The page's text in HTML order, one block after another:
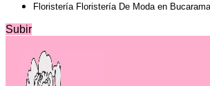
Floristería Floristería De Moda en
Subir